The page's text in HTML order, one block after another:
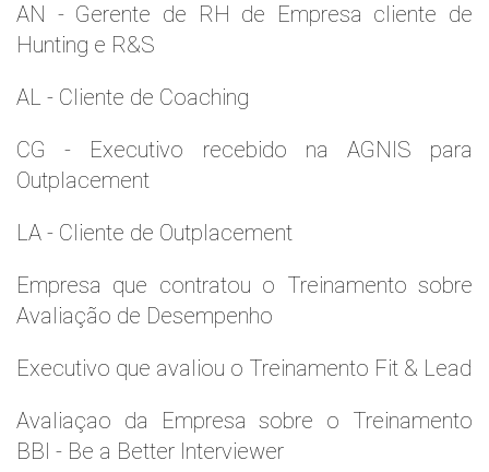
AN - Gerente de RH de Empresa cliente de
Hunting e R&S
AL - Cliente de Coaching
CG - Executivo recebido na AGNIS para
Outplacement
LA - Cliente de Outplacement
Empresa que contratou o Treinamento sobre
Avaliação de Desempenho
Executivo que avaliou o Treinamento Fit & Lead
Avaliaçao da Empresa sobre o Treinamento
BBI - Be a Better Interviewer